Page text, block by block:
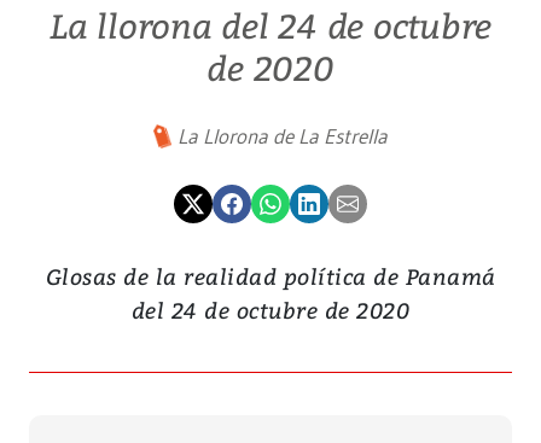
La llorona del 24 de octubre
de 2020
La Llorona de La Estrella
Glosas de la realidad política de Panamá
del 24 de octubre de 2020